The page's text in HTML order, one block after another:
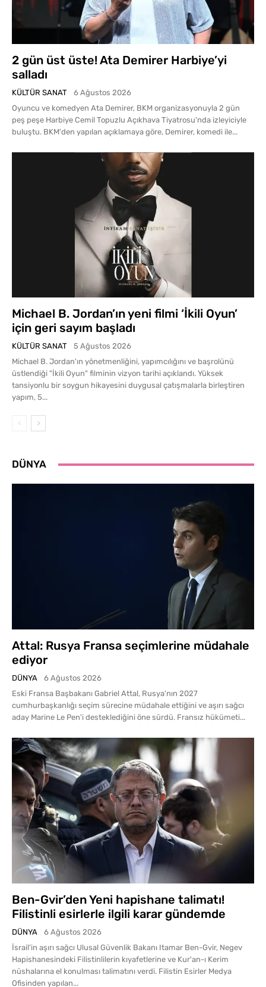
2 gün üst üste! Ata Demirer Harbiye’yi
salladı
KÜLTÜR SANAT
6 Ağustos 2026
Oyuncu ve komedyen Ata Demirer, BKM organizasyonuyla 2 gün
peş peşe Harbiye Cemil Topuzlu Açıkhava Tiyatrosu'nda izleyiciyle
buluştu. BKM'den yapılan açıklamaya göre, Demirer, komedi ile...
Michael B. Jordan’ın yeni filmi ‘İkili Oyun’
için geri sayım başladı
KÜLTÜR SANAT
5 Ağustos 2026
Michael B. Jordan'ın yönetmenliğini, yapımcılığını ve başrolünü
üstlendiği "İkili Oyun" filminin vizyon tarihi açıklandı. Yüksek
tansiyonlu bir soygun hikayesini duygusal çatışmalarla birleştiren
yapım, 5...
DÜNYA
Attal: Rusya Fransa seçimlerine müdahale
ediyor
DÜNYA
6 Ağustos 2026
Eski Fransa Başbakanı Gabriel Attal, Rusya'nın 2027
cumhurbaşkanlığı seçim sürecine müdahale ettiğini ve aşırı sağcı
aday Marine Le Pen'i desteklediğini öne sürdü. Fransız hükümeti...
Ben-Gvir’den Yeni hapishane talimatı!
Filistinli esirlerle ilgili karar gündemde
DÜNYA
6 Ağustos 2026
İsrail'in aşırı sağcı Ulusal Güvenlik Bakanı Itamar Ben-Gvir, Negev
Hapishanesindeki Filistinlilerin kıyafetlerine ve Kur'an-ı Kerim
nüshalarına el konulması talimatını verdi. Filistin Esirler Medya
Ofisinden yapılan...